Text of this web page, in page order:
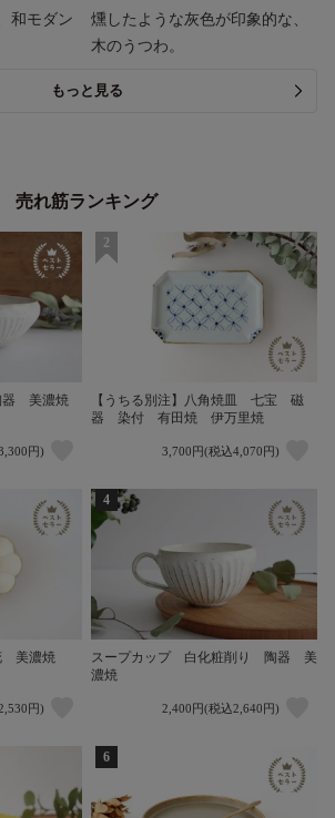
和モダン
燻したような灰色が印象的な、
木のうつわ。
もっと見る
売れ筋ランキング
美濃焼
円)
2
【うちる別注】八角焼皿 七宝 磁
器 染付 有田焼 伊万里焼
3,700円(税込4,070円)
美濃焼
円)
4
スープカップ 白化粧削り 陶器 美
濃焼
2,400円(税込2,640円)
6